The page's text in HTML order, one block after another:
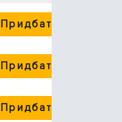
Придбати
Придбати
Придбати